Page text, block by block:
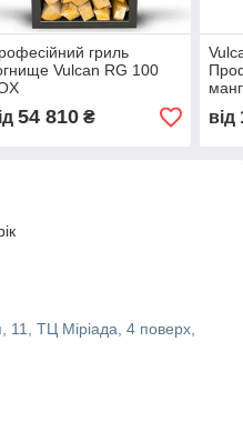
гриль
Vulcan RG 100
54 810₴ від
11, ТЦ Міріада, 4 поверх,